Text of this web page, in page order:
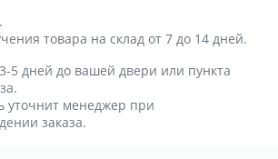
товара на склад от 7 до 14 дней.
5 дней до вашей двери или пункта
уточнит менеджер при
заказа.